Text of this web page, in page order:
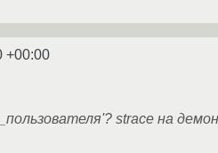
+00:00
strace на